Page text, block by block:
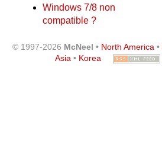
Windows 7/8 non
compatible ?
© 1997-2026 McNeel • North America •
Asia • Korea